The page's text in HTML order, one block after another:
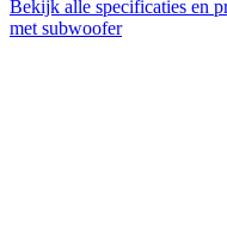
Bekijk alle specificaties en
met subwoofer